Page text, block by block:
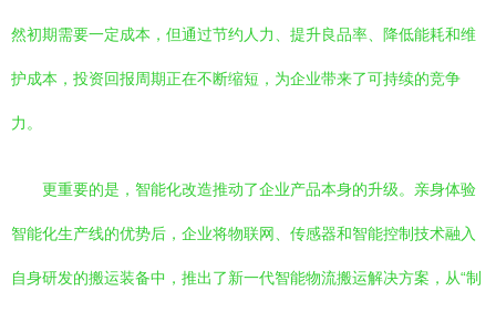
然初期需要一定成本，但通过节约人力、提升良品率、降低能耗和维
护成本，投资回报周期正在不断缩短，为企业带来了可持续的竞争
力。
更重要的是，智能化改造推动了企业产品本身的升级。亲身体验
智能化生产线的优势后，企业将物联网、传感器和智能控制技术融入
自身研发的搬运装备中，推出了新一代智能物流搬运解决方案，从“制